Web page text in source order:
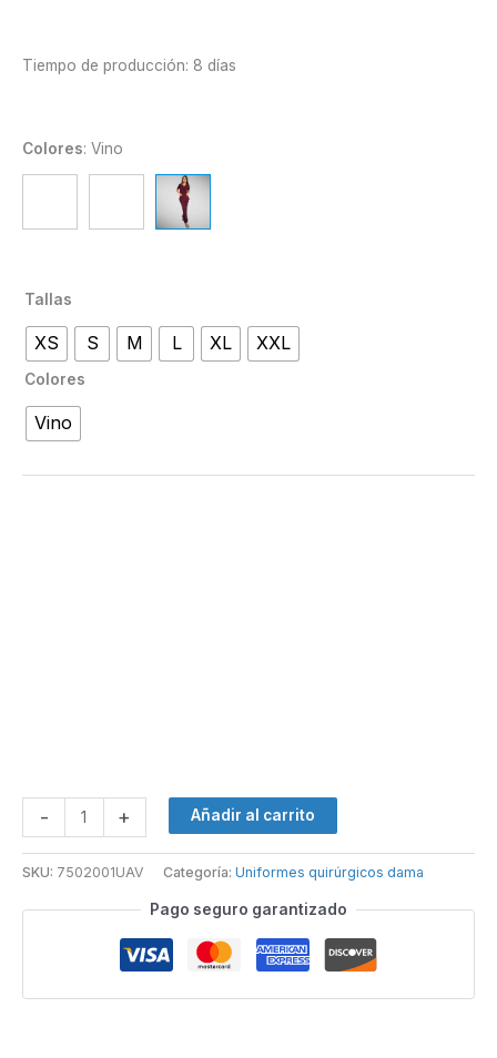
Tiempo de producción: 8 días
Colores: Vino
Tallas
XS S M L XL XXL
Colores
Vino
- + Añadir al carrito
SKU: 7502001UAV Categoría: Uniformes quirúrgicos dama
Pago seguro garantizado